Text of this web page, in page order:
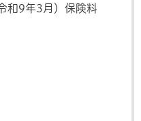
和9年3月）保険料